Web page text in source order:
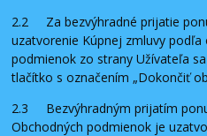
2.2 Za bezvýhradné prijatie
uzatvorenie Kúpnej zmluvy
podmienok zo strany Užívateľa
tlačítko s označením „Dokončiť
2.3 Bezvýhradným prijatím
Obchodných podmienok je